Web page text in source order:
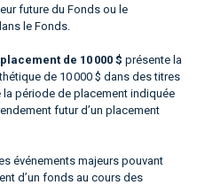
future du Fonds ou le
le Fonds.
de 10 000 $ présente la
de 10 000 $ dans des titres
période de placement indiquée
futur d’un placement
événements majeurs pouvant
d’un fonds au cours des